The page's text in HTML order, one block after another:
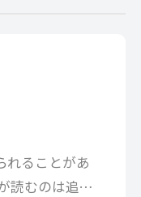
れることがあ
読むのは追い